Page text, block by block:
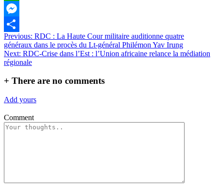
WhatsApp
Messenger
Partager
Navigation
de
l’article
Previous: RDC : La Haute Cour militaire auditionne quatre
généraux dans le procès du Lt-général Philémon Yav Irung
Next: RDC-Crise dans l’Est : l’Union africaine relance la médiation
régionale
+ There are no comments
Add yours
Comment